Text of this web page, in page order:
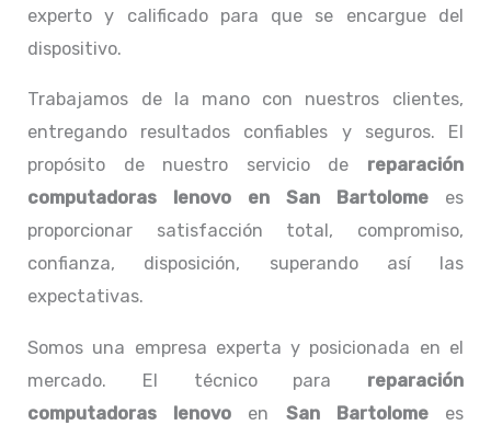
experto y calificado para que se encargue del
dispositivo.
Trabajamos de la mano con nuestros clientes,
entregando resultados confiables y seguros. El
propósito de nuestro servicio de reparación
computadoras lenovo en San Bartolomees
proporcionar satisfacción total, compromiso,
confianza, disposición, superando así las
expectativas.
Somos una empresa experta y posicionada en el
mercado. El técnico para reparación
computadoras lenovo
en San Bartolomees